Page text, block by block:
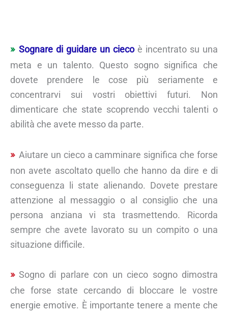
Sognare di guidare un ciecoè incentrato su una
meta e un talento. Questo sogno significa che
dovete prendere le cose più seriamente e
concentrarvi sui vostri obiettivi futuri. Non
dimenticare che state scoprendo vecchi talenti o
abilità che avete messo da parte.
Aiutare un cieco a camminare significa che forse
non avete ascoltato quello che hanno da dire e di
conseguenza li state alienando. Dovete prestare
attenzione al messaggio o al consiglio che una
persona anziana vi sta trasmettendo. Ricorda
sempre che avete lavorato su un compito o una
situazione difficile.
Sogno di parlare con un cieco sogno dimostra
che forse state cercando di bloccare le vostre
energie emotive. È importante tenere a mente che